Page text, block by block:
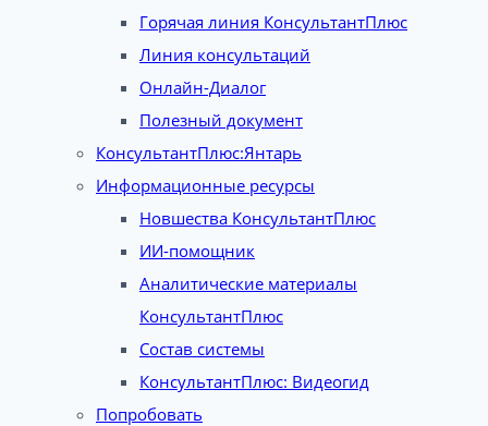
Горячая линия КонсультантПлюс
Линия консультаций
Онлайн-Диалог
Полезный документ
КонсультантПлюс:Янтарь
Информационные ресурсы
Новшества КонсультантПлюс
ИИ-помощник
Аналитические материалы
КонсультантПлюс
Состав системы
КонсультантПлюс: Видеогид
Попробовать